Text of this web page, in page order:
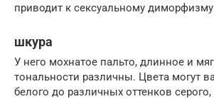
приводит к сексуальному
шкура
У него мохнатое пальто, длинное и
тональности различны. Цвета могут
белого до различных оттенков